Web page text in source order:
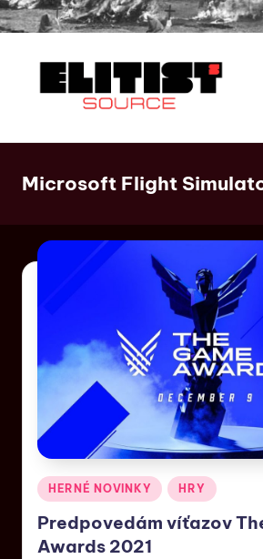
Microsoft Flight
HERNÉ NOVINKY HRY
Predpovedám víťazov
Awards 2021